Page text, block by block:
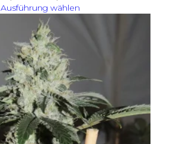
21,00 €
Ausführung wählen